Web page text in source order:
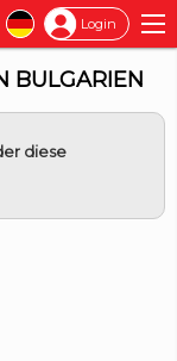
Login ×
BULGARIEN
diese